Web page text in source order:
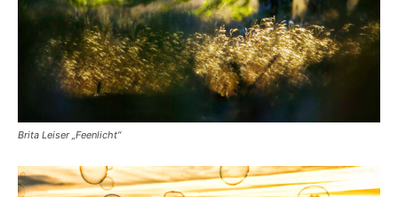
Brita Leiser „Feenlicht“